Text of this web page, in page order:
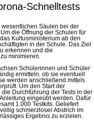
Schnelltests
Säulen bei der
die Öffnung der Schulen für
Kultusministerium ab den
in der Schule. Das Ziel
erkennen und die
minimieren.
Schülerinnen und Schüler
ermitteln, ob sie eventuell
werden anschließend mittels
Um den Start der
Durchführung der Tests in der
eingeübt werden. Dafür
1.000 Testkits. Geliefert
schmerzloser Abstrich im
Ergebnis zu erzielen.